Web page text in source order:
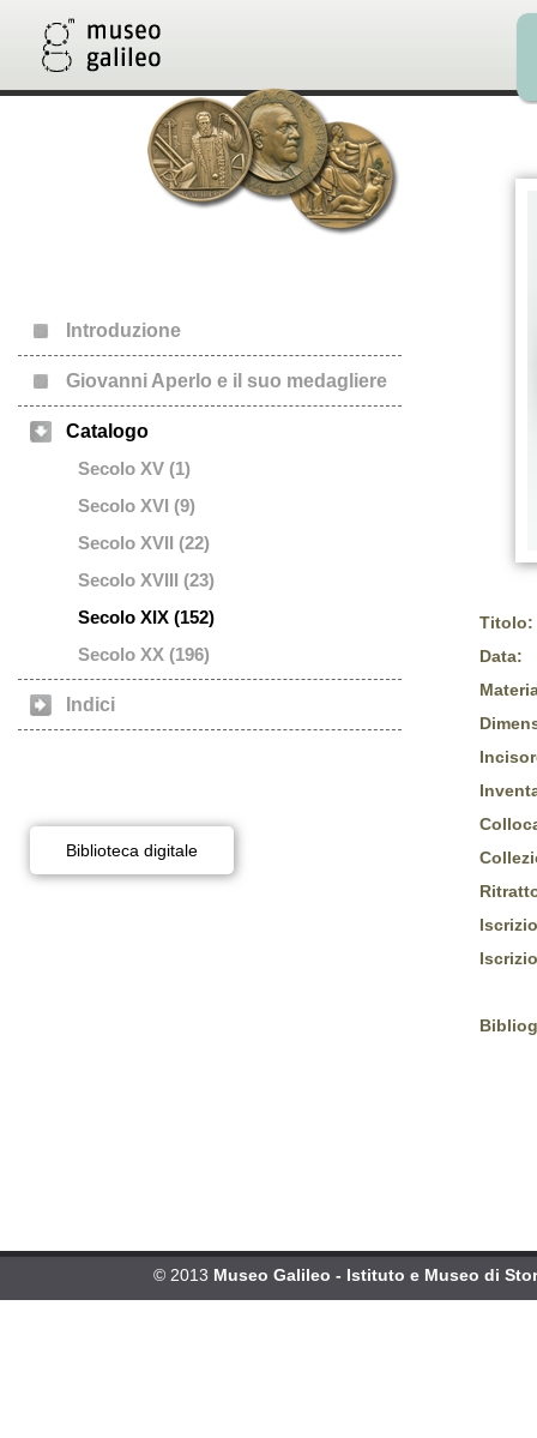
Introduzione
Giovanni Aperlo e il suo medagliere
Catalogo
Secolo XV (1)
Secolo XVI (9)
Secolo XVII (22)
Secolo XVIII (23)
Secolo XIX (152)
Secolo XX (196)
Indici
Biblioteca digitale
Titolo:
Data:
© 2013 Museo Galileo - Istituto e Museo di